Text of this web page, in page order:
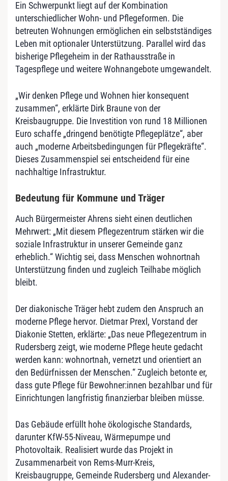
Ein Schwerpunkt liegt auf der Kombination
unterschiedlicher Wohn- und Pflegeformen. Die
betreuten Wohnungen ermöglichen ein selbstständiges
Leben mit optionaler Unterstützung. Parallel wird das
bisherige Pflegeheim in der Rathausstraße in
Tagespflege und weitere Wohnangebote umgewandelt.
„Wir denken Pflege und Wohnen hier konsequent
zusammen“, erklärte Dirk Braune von der
Kreisbaugruppe. Die Investition von rund 18 Millionen
Euro schaffe „dringend benötigte Pflegeplätze“, aber
auch „moderne Arbeitsbedingungen für Pflegekräfte“.
Dieses Zusammenspiel sei entscheidend für eine
nachhaltige Infrastruktur.
Bedeutung für Kommune und Träger
Auch Bürgermeister Ahrens sieht einen deutlichen
Mehrwert: „Mit diesem Pflegezentrum stärken wir die
soziale Infrastruktur in unserer Gemeinde ganz
erheblich.“ Wichtig sei, dass Menschen wohnortnah
Unterstützung finden und zugleich Teilhabe möglich
bleibt.
Der diakonische Träger hebt zudem den Anspruch an
moderne Pflege hervor. Dietmar Prexl, Vorstand der
Diakonie Stetten, erklärte: „Das neue Pflegezentrum in
Rudersberg zeigt, wie moderne Pflege heute gedacht
werden kann: wohnortnah, vernetzt und orientiert an
den Bedürfnissen der Menschen.“ Zugleich betonte er,
dass gute Pflege für Bewohner:innen bezahlbar und für
Einrichtungen langfristig finanzierbar bleiben müsse.
Das Gebäude erfüllt hohe ökologische Standards,
darunter KfW-55-Niveau, Wärmepumpe und
Photovoltaik. Realisiert wurde das Projekt in
Zusammenarbeit von Rems-Murr-Kreis,
Kreisbaugruppe, Gemeinde Rudersberg und Alexander-